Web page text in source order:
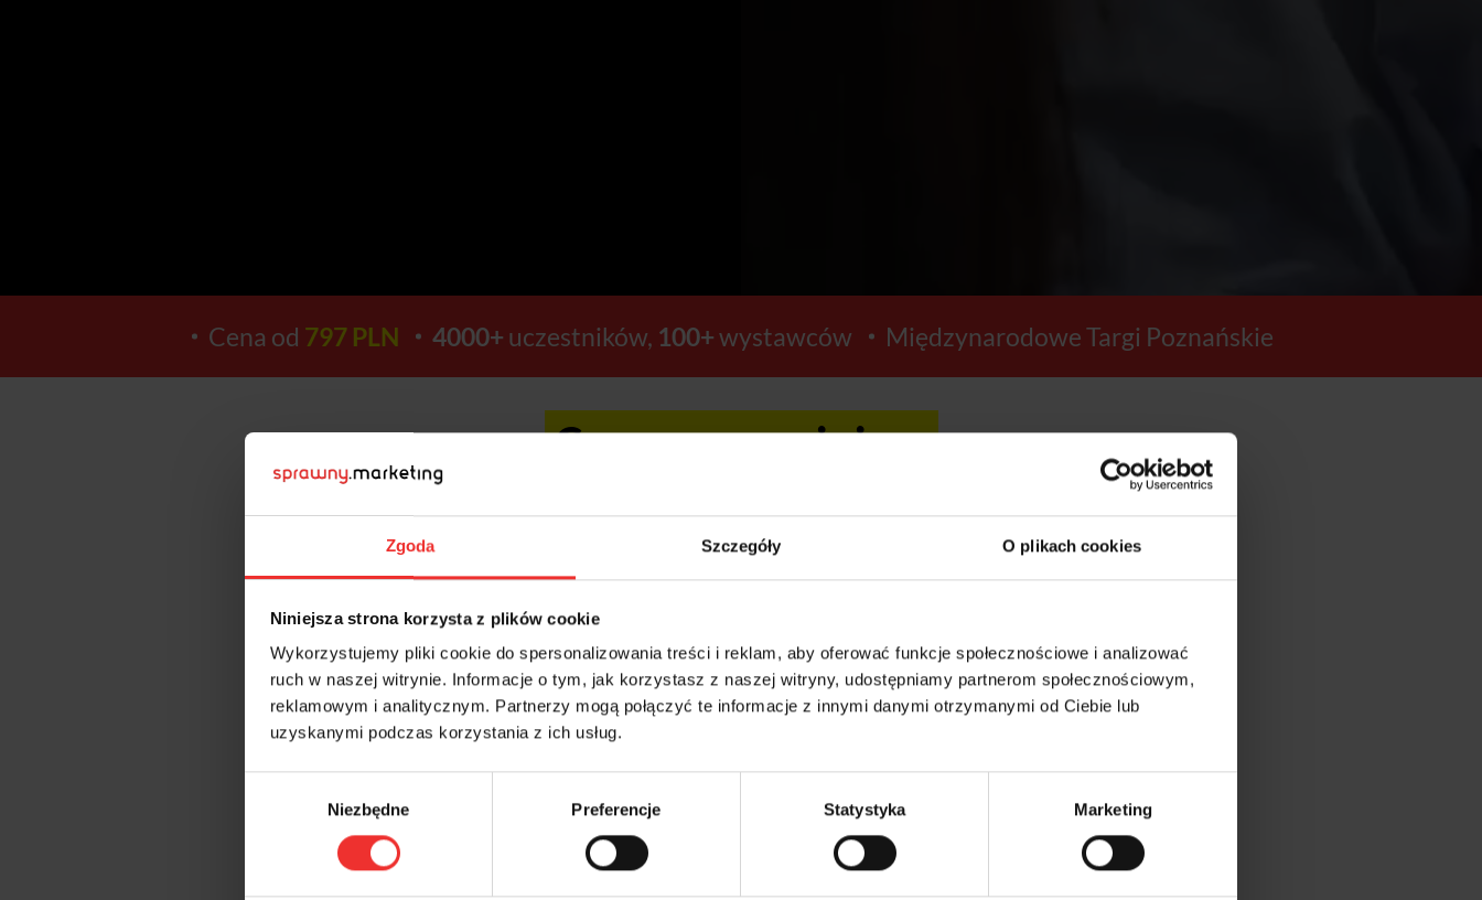
Zgoda Szczegóły O plikach cookies
Niniejsza strona korzysta z plików cookie
Wykorzystujemy pliki cookie do spersonalizowania treści i reklam, aby oferować funkcje społecznościowe i analizować
ruch w naszej witrynie. Informacje o tym, jak korzystasz z naszej witryny, udostępniamy partnerom społecznościowym,
reklamowym i analitycznym. Partnerzy mogą połączyć te informacje z innymi danymi otrzymanymi od Ciebie lub
uzyskanymi podczas korzystania z ich usług.
Niezbędne Preferencje Statystyka Marketing
Cena od 797 PLN 4000+ uczestników, 100+wystawców Międzynarodowe Targi Poznańskie
Ceny wzrosną już za:
13
DNI
21
GODZIN
20 39
Kup bilety >>
Krótko o festiwalu i dlaczego Poznań…